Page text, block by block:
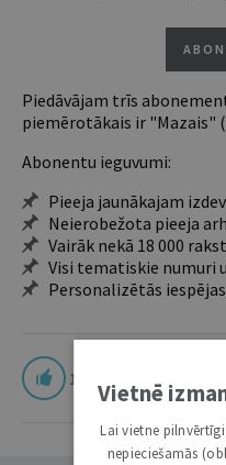
Piedāvājam trīs
piemērotākais ir "Mazais"
Abonentu ieguvumi:
Pieeja jaunākajam
Neierobežota pieeja
Vairāk nekā 18 000
Visi tematiskie numuri
Personalizētās
1 Vietnē
Lai vietne
nepieciešamās